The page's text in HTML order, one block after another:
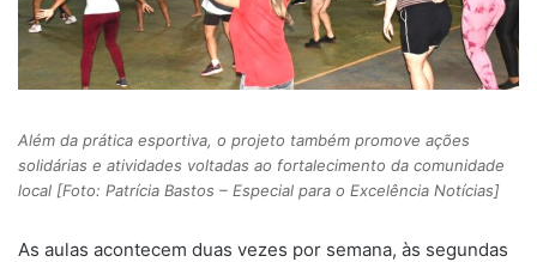
Além da prática esportiva, o projeto também promove ações
solidárias e atividades voltadas ao fortalecimento da comunidade
local [Foto: Patrícia Bastos – Especial para o Excelência Notícias]
As aulas acontecem duas vezes por semana, às segundas